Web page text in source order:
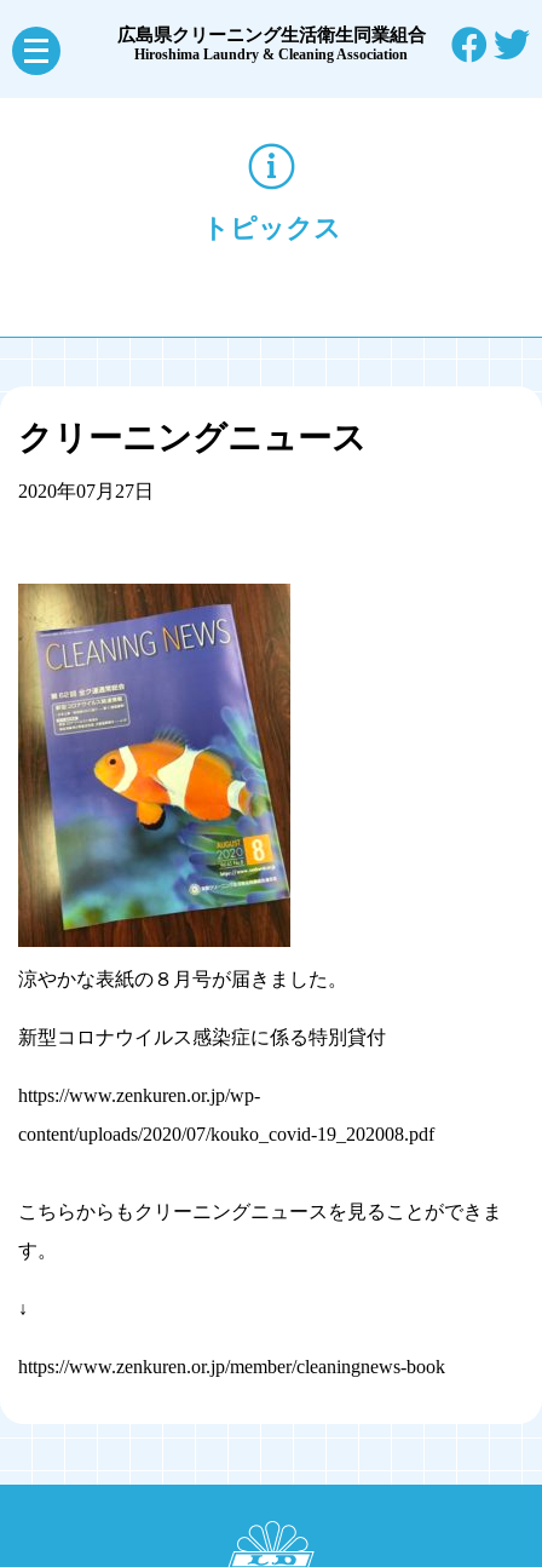
広島県クリーニング生活衛生同業組合
Hiroshima Laundry & Cleaning Association
メ
トピックス
クリーニングニュース
2020年07月27日
涼やかな表紙の８月号が届きました。
新型コロナウイルス感染症に係る特別貸付
https://www.zenkuren.or.jp/wp-
content/uploads/2020/07/kouko_covid-19_202008.pdf
こちらからもクリーニングニュースを見ることができま
す。
↓
https://www.zenkuren.or.jp/member/cleaningnews-book